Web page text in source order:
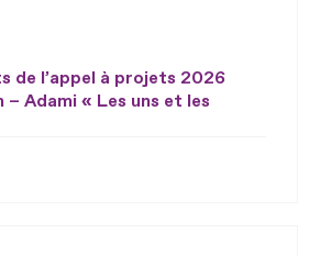
de l’appel à projets 2026
– Adami « Les uns et les